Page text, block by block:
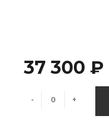
37 300 ₽
- +